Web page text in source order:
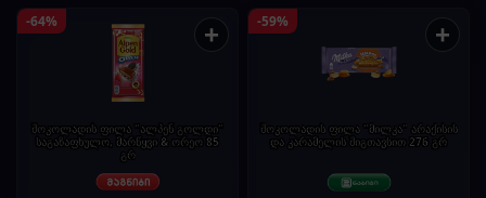
-64% +
შოკოლადის ფილა "ალპენ გოლდი"
საგაზაფხულო, მარწყვი & ორეო 85
გრ
-59% +
შოკოლადის ფილა "მილკა" არაქისის
და კარამელის შიგთავსით 276 გრ